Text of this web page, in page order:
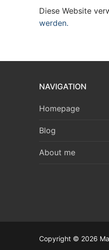
Diese Website
werden.
NAVIGATION
Homepage
Blog
About me
Copyright © 2026